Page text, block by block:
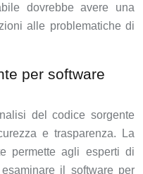
dovrebbe avere una
alle problematiche di
per software
del codice sorgente
e trasparenza. La
permette agli esperti di
il software per